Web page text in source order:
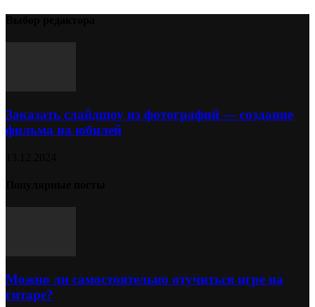
Заказать слайдшоу из фотографий — создание
фильма на юбилей
Можно ли самостоятельно отучиться игре на
гитаре?